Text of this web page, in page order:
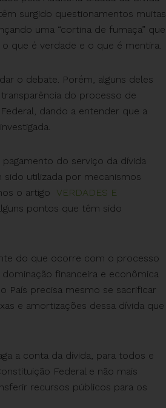
surgido questionamentos muitas
uma “cortina de fumaça” que
que é verdade e o que é mentira.
o debate. Porém, alguns deles
do processo de
dando a entender que a
do serviço da dívida
utilizada por mecanismos
o artigo VERDADES E
pontos que têm sido
do que ocorre com o processo
financeira e econômica
País precisa mesmo se sacrificar
e amortizações dessa dívida que
a conta da dívida, para todos e
Federal e não mais
recursos públicos para os